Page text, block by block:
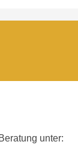
unter: